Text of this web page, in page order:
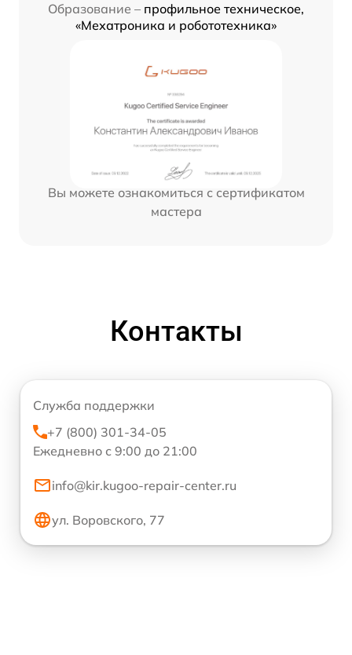
Образование – профильное техническое,
«Мехатроника и робототехника»
Вы можете ознакомиться с сертификатом
мастера
Контакты
Служба поддержки
+7 (800) 301-34-05
Ежедневно с 9:00 до 21:00
info@kir.kugoo-repair-center.ru
ул. Воровского, 77